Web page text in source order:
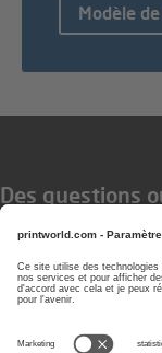
Modèle
Des questions
Vous pouvez nous
jours ouvrés de 08
0800